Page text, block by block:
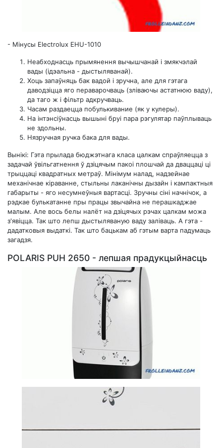
- Мінусы Electrolux EHU-1010
Неабходнасць прымянення вычышчанай і змякчэлай
вады (ідэальна - дыстыляванай).
Хоць запаўняць бак вадой і зручна, але для гэтага
даводзіцца яго пераварочваць (зліваючы астатнюю ваду),
да таго ж і фільтр адкручваць.
Часам раздаецца побулькивание (як у кулеры).
На інтэнсіўнасць вышыні бруі пара рэгулятар паўплываць
не здольны.
Нязручная ручка бака для вады.
Вынікі: Гэта прылада бюджэтнага класа цалкам спраўляецца з
задачай ўвільгатнення ў дзіцячым пакоі плошчай да дваццаці ці
трыццаці квадратных метраў. Мінімум налад, надзейнае
механічнае кіраванне, стыльны лаканічны дызайн і кампактныя
габарыты - яго несумнеўныя вартасці. Зручны сіні начнічок, а
рэдкае булькатанне пры працы звычайна не перашкаджае
малым. Але вось белы налёт на дзіцячых рэчах цалкам можа
з'явіцца. Так што лепш дыстыляваную ваду заліваць. А гэта -
дадатковыя выдаткі. Так што бацькам аб гэтым варта падумаць
загадзя.
POLARIS PUH 2650 - лепшая прадукцыйнасць